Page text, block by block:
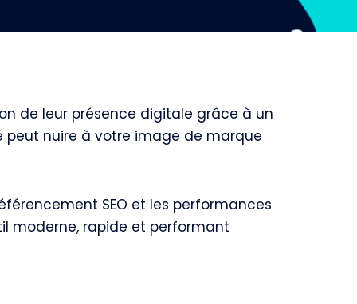
de leur présence digitale grâce à un
peut nuire à votre image de marque
SEO et les performances
moderne, rapide et performant